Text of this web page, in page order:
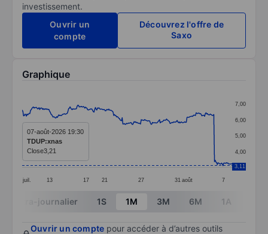
investissement.
Ouvrir un
compte
Découvrez l'offre de
Saxo
Graphique
Line chart with 299 data points.
The chart has 1 X axis displaying categories.
The chart has 1 Y axis displaying values. Data
juil. 13 17 21 27 31 août 7
4,00
5,00
6,00
7,00
3,11
07-août-2026 19:30
TDUP:xnas
Close3,21
End of interactive chart.
Intra-journalier 1S 1M 3M 6M 1A
Ouvrir un compte pour accéder à d’autres outils